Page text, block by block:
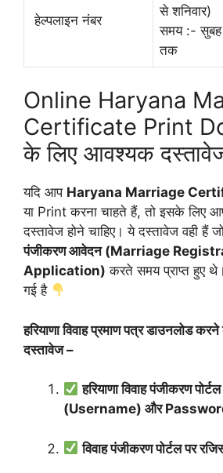
हेल्पलाइन नंबर
से शनिवार)
समय :-
तक
Online Haryana
Certificate Print
के लिए आवश्यक
यदि आप Haryana Marriage
या Print करना चाहते हैं, तो इसके लिए
दस्तावेज होने चाहिए। ये दस्तावेज वही हैं
पंजीकरण आवेदन (Marriage
Application) करते समय प्राप्त हुए
गई है
हरियाणा विवाह प्रमाण पत्र डाउनलोड
दस्तावेज –
हरियाणा विवाह पंजीकरण
(Username) और
विवाह पंजीकरण पोर्टल पर